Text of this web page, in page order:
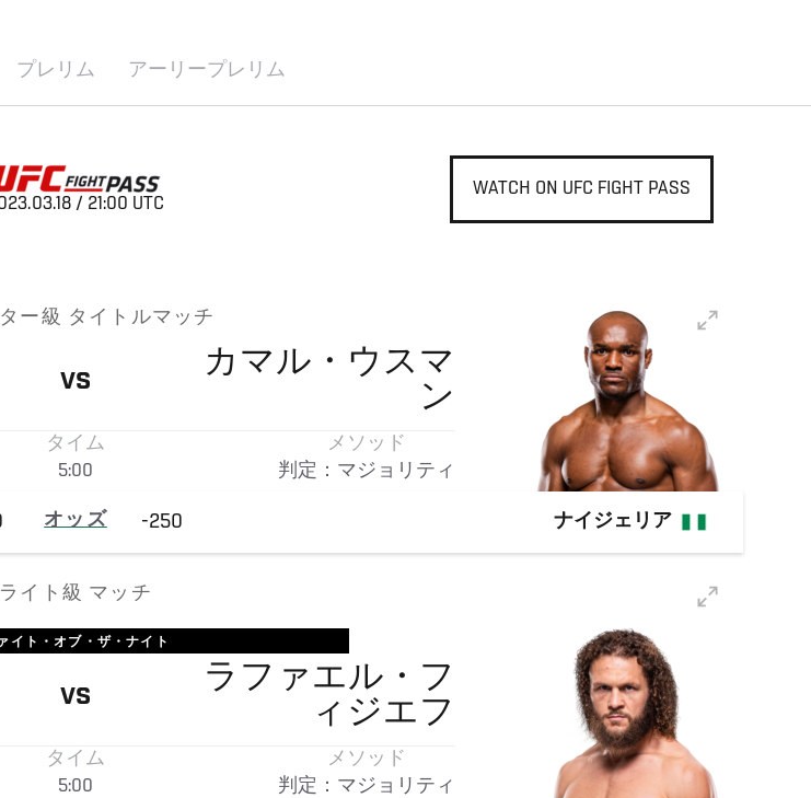
プレリム アーリープレリム
/ 21:00 UTC
WATCH ON UFC FIGHT PASS
ー級 タイトルマッチ
VS
カマル・ウスマ
ン
タイム
5:00
メソッド
判定：マジョリティ
オッズ -250 ナイジェリア
ライト級 マッチ
イト・オブ・ザ・ナイト
VS
ラファエル・フ
ィジエフ
タイム
5:00
メソッド
判定：マジョリティ